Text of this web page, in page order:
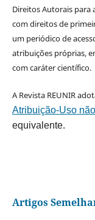
Direitos Autorais para
com direitos de
um periódico de
atribuições próprias,
com caráter científico.
A Revista REUNIR
Atribuição-Uso
equivalente.
Artigos